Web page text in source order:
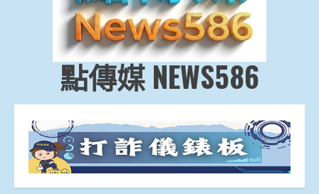
點傳媒 NEWS586